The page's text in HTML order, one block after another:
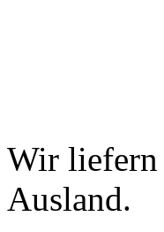
Wir liefern
Ausland.